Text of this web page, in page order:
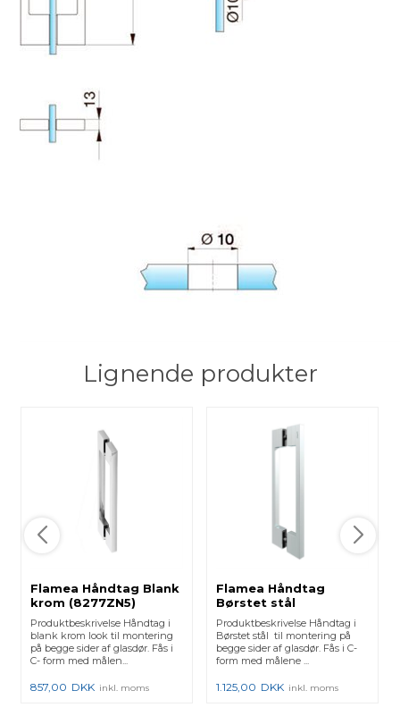
Lignende produkter
Flamea Håndtag Blank
krom (8277ZN5)
Produktbeskrivelse Håndtag i
blank krom look til montering
på begge sider af glasdør. Fås i
C- form med målen...
857,00 DKK inkl. moms
Flamea Håndtag
Børstet stål
(8277ZNPVD22)
Produktbeskrivelse Håndtag i
Børstet stål til montering på
begge sider af glasdør. Fås i C-
form med målene ...
1.125,00 DKK inkl. moms